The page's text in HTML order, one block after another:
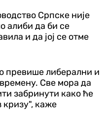
Српске није
алиби да би се
и да јој се отме
превише либерални и
Све мора да
забринути како ће
каже